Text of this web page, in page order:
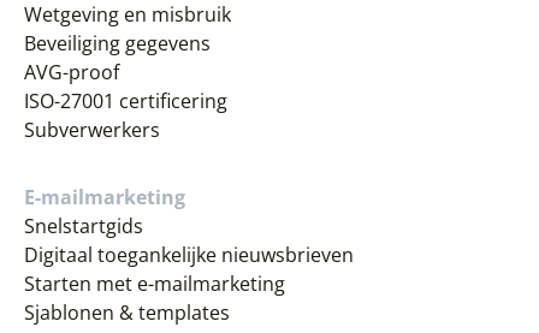
Wetgeving en misbruik
Beveiliging gegevens
AVG-proof
ISO-27001 certificering
Subverwerkers
E-mailmarketing
Snelstartgids
Digitaal toegankelijke nieuwsbrieven
Starten met e-mailmarketing
Sjablonen & templates